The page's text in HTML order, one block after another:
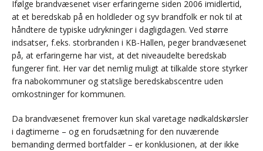
Ifølge brandvæsenet viser erfaringerne siden 2006 imidlertid,
at et beredskab på en holdleder og syv brandfolk er nok til at
håndtere de typiske udrykninger i dagligdagen. Ved større
indsatser, f.eks. storbranden i KB-Hallen, peger brandvæsenet
på, at erfaringerne har vist, at det niveaudelte beredskab
fungerer fint. Her var det nemlig muligt at tilkalde store styrker
fra nabokommuner og statslige beredskabscentre uden
omkostninger for kommunen.
Da brandvæsenet fremover kun skal varetage nødkaldskørsler
i dagtimerne – og en forudsætning for den nuværende
bemanding dermed bortfalder – er konklusionen, at der ikke